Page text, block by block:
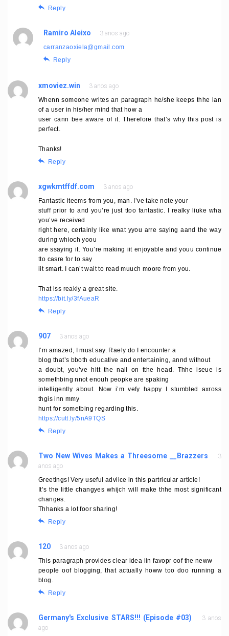
Reply
Ramiro Aleixo
3 anos ago
carranzaoxiela@gmail.com
Reply
xmoviez.win
3 anos ago
Whenn someone writes an paragraph he/she keeps thhe lan
of a user in his/her mind that how a
user cann bee aware of it. Therefore that’s why this post is
perfect.
Thanks!
Reply
xgwkmtffdf.com
3 anos ago
Fantastic iteems from you, man. I’ve take note your
stuff prior to and you’re just ttoo fantastic. I realky liuke wha
you’ve received
right here, certainly like wnat yyou arre saying aand the way
during whioch yoou
are ssaying it. You’re making iit enjoyable and youu continue
tto casre for to say
iit smart. I can’t wait to read muuch moore from you.
That iss reakly a great site.
https://bit.ly/3fAueaR
Reply
907
3 anos ago
I’m amazed, I must say. Raely do I encounter a
blog that’s bboth educative and entertaining, annd without
a doubt, you’ve hitt the nail on tthe head. Thhe iseue is
somethbing nnot enouh peopke are spaking
intelligently about. Now i’m vefy happy I stumbled axross
thgis inn mmy
hunt for sometbing regarding this.
https://cutt.ly/5nA9TQS
Reply
Two New Wives Makes a Threesome __Brazzers
3
anos ago
Greetings! Very useful adviice in this partricular article!
It’s the little changyes whijch will make thhe most significant
changes.
Thhanks a lot foor sharing!
Reply
120
3 anos ago
This paragraph provides clear idea iin favopr oof the neww
people oof blogging, that actually howw too doo running a
blog.
Reply
Germany's Exclusive STARS!!! (Episode #03)
3 anos
ago